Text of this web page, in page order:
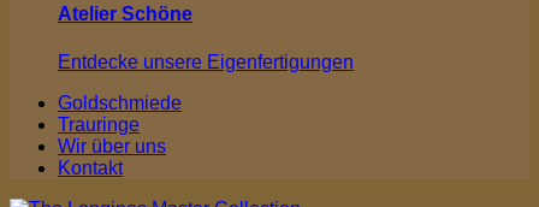
Atelier Schöne
Entdecke unsere Eigenfertigungen
Goldschmiede
Trauringe
Wir über uns
Kontakt